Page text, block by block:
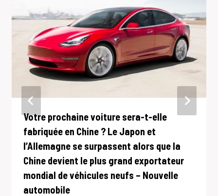
Votre prochaine voiture sera-t-elle
fabriquée en Chine ? Le Japon et
l’Allemagne se surpassent alors que la
Chine devient le plus grand exportateur
mondial de véhicules neufs – Nouvelle
automobile